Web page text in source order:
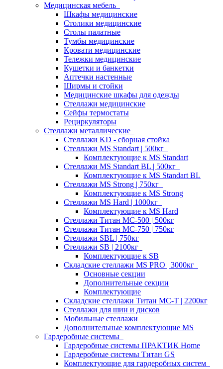
Медицинская мебель
Шкафы медицинские
Столики медицинские
Столы палатные
Тумбы медицинские
Кровати медицинские
Тележки медицинские
Кушетки и банкетки
Аптечки настенные
Ширмы и стойки
Медицинские шкафы для одежды
Стеллажи медицинские
Сейфы термостаты
Рециркуляторы
Стеллажи металлические
Стеллажи KD - сборная стойка
Стеллажи MS Standart | 500кг
Комплектующие к MS Standart
Стеллажи MS Standart BL | 500кг
Комплектующие к MS Standart BL
Стеллажи MS Strong | 750кг
Комплектующие к MS Strong
Стеллажи MS Hard | 1000кг
Комплектующие к MS Hard
Стеллажи Титан МС-500 | 500кг
Стеллажи Титан МС-750 | 750кг
Стеллажи SBL | 750кг
Стеллажи SB | 2100кг
Комплектующие к SB
Складские стеллажи MS PRO | 3000кг
Основные секции
Дополнительные секции
Комплектующие
Складские стеллажи Титан МС-Т | 2200кг
Стеллажи для шин и дисков
Мобильные стеллажи
Дополнительные комплектующие MS
Гардеробные системы
Гардеробные системы ПРАКТИК Home
Гардеробные системы Титан GS
Комплектующие для гардеробных систем